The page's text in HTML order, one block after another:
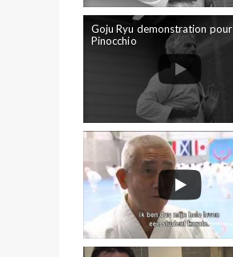
Goju Ryu demonstration pour
Pinocchio